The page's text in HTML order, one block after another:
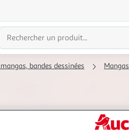
bandes dessinées Mangas